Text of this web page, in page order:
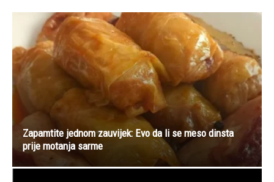
Zapamtite jednom zauvijek: Evo da li se meso dinsta
prije motanja sarme